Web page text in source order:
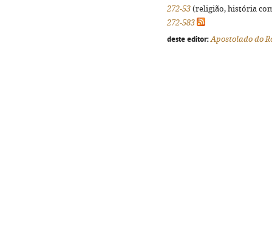
272-53 (religião, história
272-583
deste editor: Apostolado do